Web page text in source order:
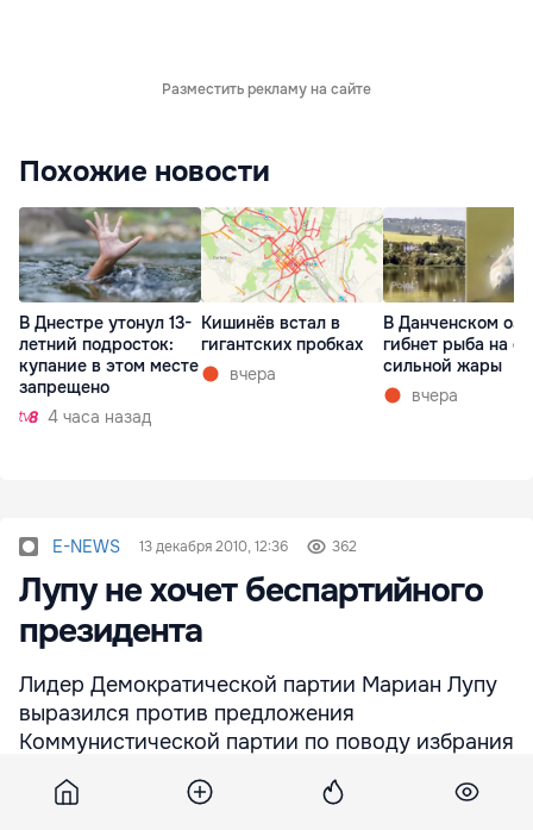
Разместить рекламу на сайте
Похожие новости
В Днестре утонул 13-
летний подросток:
купание в этом месте
запрещено
4 часа назад
Кишинёв встал в
гигантских пробках
вчера
В Данченском
гибнет рыба на
сильной жары
вчера
E-NEWS 13 декабря 2010, 12:36 362
Лупу не хочет беспартийного
президента
Лидер Демократической партии Мариан Лупу
выразился против предложения
Коммунистической партии по поводу избрания
мнению, подобная идея «соответствует